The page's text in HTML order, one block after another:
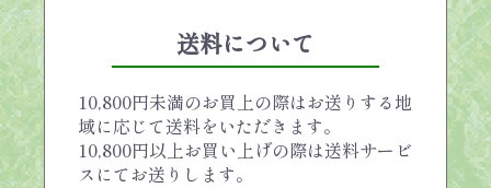
送料について
10,800円未満のお買上の際はお送りする地
域に応じて送料をいただきます。
10,800円以上お買い上げの際は送料サービ
スにてお送りします。